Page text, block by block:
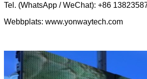
Tel. (WhatsApp / WeChat): +86
Webbplats: www.yonwaytech.com